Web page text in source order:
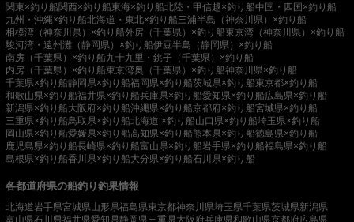
関東×釣り船関西×釣り船東海×釣り船北陸・甲信越×釣り船中国・四国×釣り船
九州・沖縄×釣り船北海道・東北×釣り船三浦半島（神奈川県）×釣り船
相模湾（神奈川県）×釣り船外房（千葉県）×釣り船東京湾（神奈川県）×釣り船
駿河湾・遠州灘（静岡県）×釣り船伊豆半島（静岡県）×釣り船
南房（千葉県）×釣り船九十九里・銚子（千葉県）×釣り船
内房（千葉県）×釣り船東京湾奥（千葉県）×釣り船神奈川県×釣り船
千葉県×釣り船静岡県×釣り船福岡県×釣り船茨城県×釣り船東京都×釣り船
和歌山県×釣り船福井県×釣り船兵庫県×釣り船愛知県×釣り船広島県×釣り船
新潟県×釣り船大阪府×釣り船沖縄県×釣り船京都府×釣り船宮城県×釣り船
三重県×釣り船鳥取県×釣り船北海道 ×釣り船山口県×釣り船埼玉県×釣り船
岡山県×釣り船愛媛県×釣り船高知県×釣り船熊本県×釣り船徳島県×釣り船
鹿児島県×釣り船長崎県×釣り船富山県×釣り船岩手県×釣り船福島県×釣り船
島根県×釣り船香川県×釣り船大分県×釣り船石川県×釣り船
各都道府県の船釣り釣果情報
北海道岩手県宮城県山形県福島県東京都神奈川県埼玉県千葉県茨城県新潟県
富山県石川県福井県愛知県静岡県三重県大阪府兵庫県和歌山県京都府広島県